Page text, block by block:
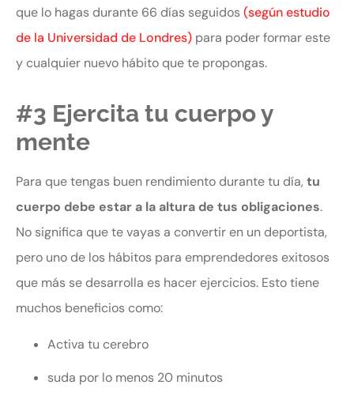
que lo hagas durante 66 días seguidos(según estudio
de la Universidad de Londres) para poder formar este
y cualquier nuevo hábito que te propongas.
#3 Ejercita tu cuerpo y
mente
Para que tengas buen rendimiento durante tu día, tu
cuerpo debe estar a la altura de tus obligaciones.
No significa que te vayas a convertir en un deportista,
pero uno de los hábitos para emprendedores exitosos
que más se desarrolla es hacer ejercicios. Esto tiene
muchos beneficios como:
Activa tu cerebro
suda por lo menos 20 minutos